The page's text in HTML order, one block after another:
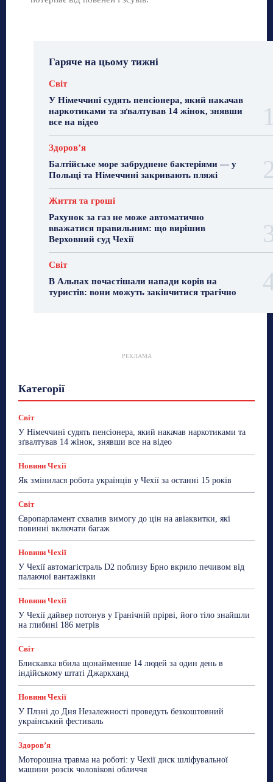
Гаряче на цьому тижні
Світ
У Німеччині судять пенсіонера, який накачав
наркотиками та зґвалтував 14 жінок, знявши
все на відео
Здоровʼя
Балтійське море забруднене бактеріями — у
Польщі та Німеччині закривають пляжі
Життя та гроші
Рахунок за газ не може автоматично
вважатися правильним: що вирішив
Верховний суд Чехії
Світ
В Альпах почастішали напади корів на
туристів: вони можуть закінчитися трагічно
РЕКЛАМА
Категорії
Робота
Сад та город
ТехноМанія
Топ-новини Фоторепортаж
Світ
У Німеччині судять пенсіонера, який накачав наркотиками та
зґвалтував 14 жінок, знявши все на відео
Новини Чехії
Як змінилася робота українців у Чехії за останні 15 років
Світ
Європарламент схвалив вимогу до цін на авіаквитки, які
повинні включати багаж
Новини Чехії
У Чехії автомагістраль D2 поблизу Брно вкрило печивом від
палаючої вантажівки
Новини Чехії
У Чехії дайвер потонув у Гранічній прірві, його тіло знайшли
на глибині 186 метрів
Світ
Блискавка вбила щонайменше 14 людей за один день в
індійському штаті Джаркханд
Новини Чехії
У Плзні до Дня Незалежності проведуть безкоштовний
український фестиваль
Здоровʼя
Моторошна травма на роботі: у Чехії диск шліфувальної
машини розсік чоловікові обличчя